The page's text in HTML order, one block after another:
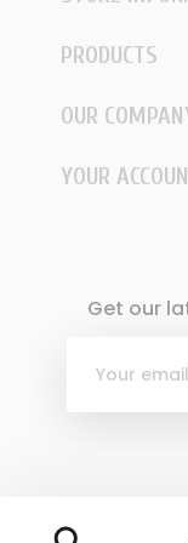
PRODUCTS
OUR
YOUR
Get our